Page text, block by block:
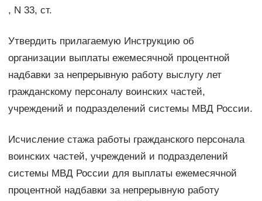
, N 33, ст.
Утвердить прилагаемую Инструкцию об
организации выплаты ежемесячной процентной
надбавки за непрерывную работу выслугу лет
гражданскому персоналу воинских частей,
учреждений и подразделений системы МВД России.
Исчисление стажа работы гражданского персонала
воинских частей, учреждений и подразделений
системы МВД России для выплаты ежемесячной
процентной надбавки за непрерывную работу